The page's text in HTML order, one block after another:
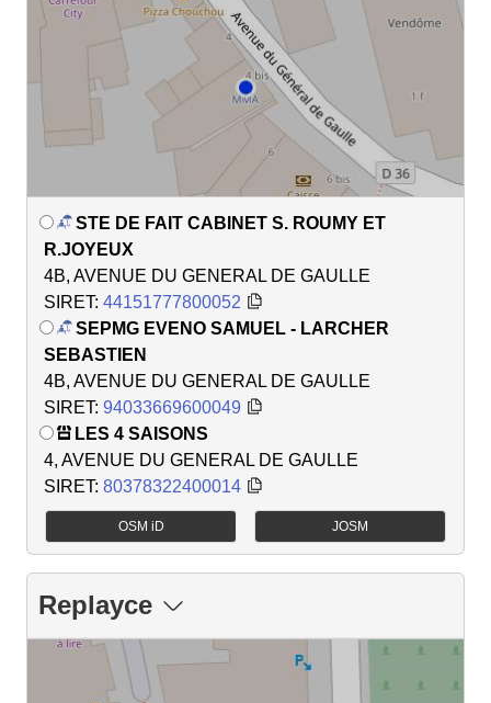
STE DE FAIT CABINET S. ROUMY ET
R.JOYEUX
4B, AVENUE DU GENERAL DE GAULLE
SIRET: 44151777800052
SEPMG EVENO SAMUEL - LARCHER
SEBASTIEN
4B, AVENUE DU GENERAL DE GAULLE
SIRET: 94033669600049
LES 4 SAISONS
4, AVENUE DU GENERAL DE GAULLE
SIRET: 80378322400014
OSM iD JOSM
Replayce